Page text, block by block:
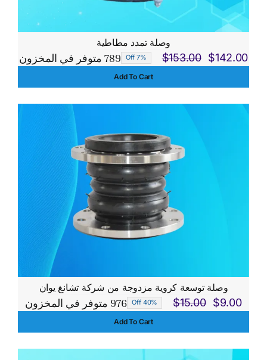
وصلة تمدد مطاطية
$153.00
السعر
الأصلي
$142.00
السعر
الحالي
7% Off 789 متوفر في المخزون
Add To Cart
وصلة توسعة كروية مزدوجة من شركة تشانغ يوان
$15.00
السعر
الأصلي
$9.00
السعر
الحالي
40% Off 976 متوفر في المخزون
Add To Cart